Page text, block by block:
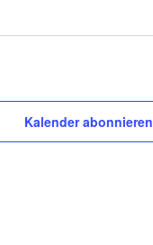
Kalender abonnieren